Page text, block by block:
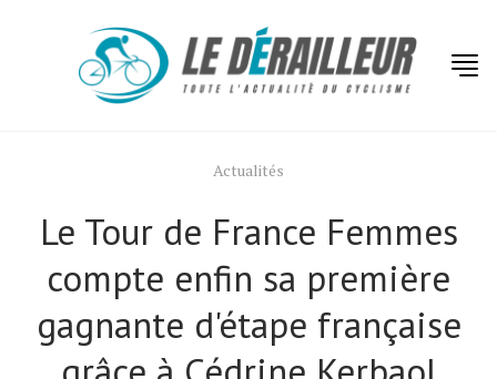
Actualités
Le Tour de France Femmes
compte enfin sa première
gagnante d'étape française